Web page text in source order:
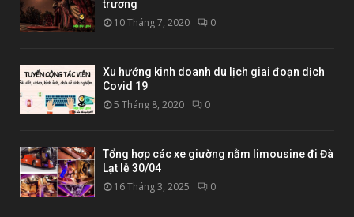
trương
10 Tháng 7, 2020 0
Xu hướng kinh doanh du lịch giai đoạn dịch
Covid 19
5 Tháng 8, 2020 0
Tổng hợp các xe giường nằm limousine đi Đà
Lạt lễ 30/04
16 Tháng 3, 2025 0